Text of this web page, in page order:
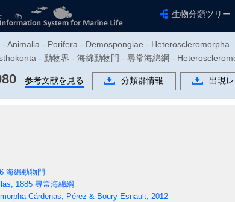
生物分類ツリー
Animalia - Porifera - Demospongiae - Heteroscleromorpha
- 動物界 - 海綿動物門 - 尋常海綿綱 -
参考文献を見る 分類群情報 出現
海綿動物門
1885 尋常海綿綱
Cárdenas, Pérez & Boury-Esnault, 2012